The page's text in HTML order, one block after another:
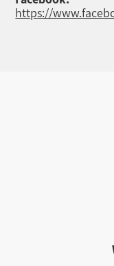
https://